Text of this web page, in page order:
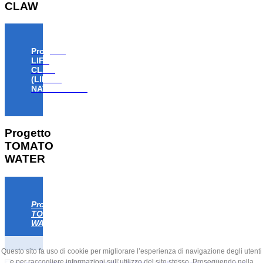
CLAW
Progetto
LIFE
CLAW
(LIFE18
NAT/IT/000806)
Progetto
TOMATO
WATER
Progetto
TOMATO
WATER
Questo sito fa uso di cookie per migliorare l’esperienza di navigazione degli utenti